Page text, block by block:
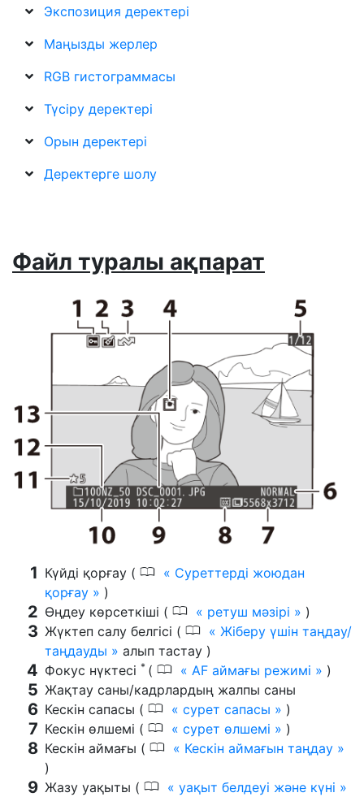
Экспозиция деректері
Маңызды жерлер
RGB гистограммасы
Түсіру деректері
Орын деректері
Деректерге шолу
Файл туралы ақпарат
Күйді қорғау ( 0
Суреттерді жоюдан
қорғау
)
Өңдеу көрсеткіші ( 0 ретуш мәзірі
)
Жүктеп салу белгісі ( 0
Жіберу үшін таңдау/
таңдауды
алып тастау )
Фокус нүктесі * ( 0 AF аймағы режимі
)
Жақтау саны/кадрлардың жалпы саны
Кескін сапасы ( 0 сурет сапасы
)
Кескін өлшемі ( 0 сурет өлшемі
)
Кескін аймағы ( 0
Кескін аймағын таңдау
)
Жазу уақыты ( 0
уақыт белдеуі және күні